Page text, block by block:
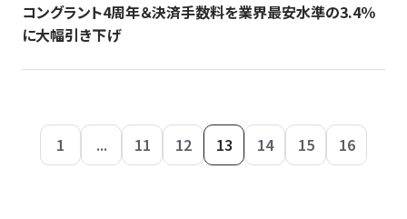
コングラント4周年＆決済手数料を業界最安水準の3.4％
に大幅引き下げ
1 ... 11 12 13 14 15 16